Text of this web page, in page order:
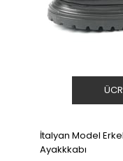
İtalyan Model
Ayakkkabı